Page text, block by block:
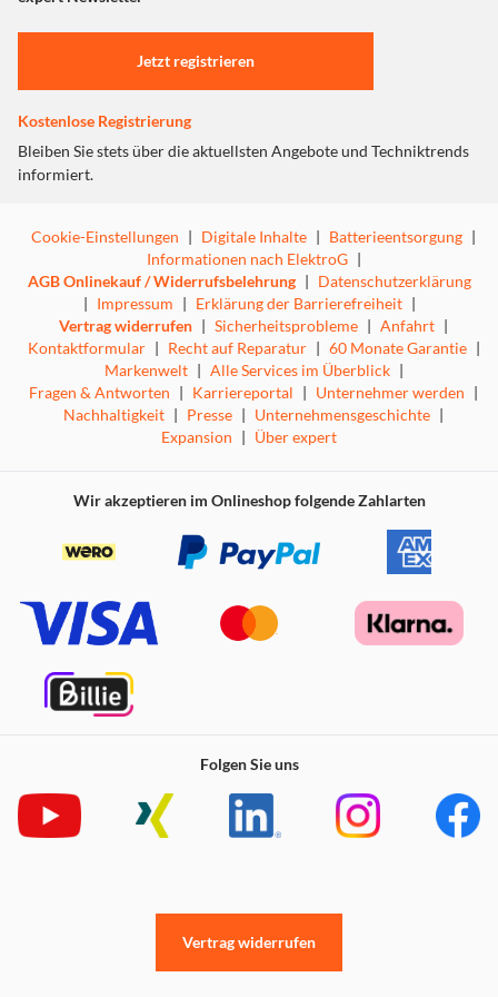
Einstellungen anpassen
Jetzt registrieren
Kostenlose Registrierung
Bleiben Sie stets über die aktuellsten Angebote und Techniktrends
informiert.
Cookie-Einstellungen | Digitale Inhalte | Batterieentsorgung |
Informationen nach ElektroG |
AGB Onlinekauf / Widerrufsbelehrung | Datenschutzerklärung
| Impressum | Erklärung der Barrierefreiheit |
Vertrag widerrufen | Sicherheitsprobleme | Anfahrt |
Kontaktformular | Recht auf Reparatur | 60 Monate Garantie |
Markenwelt | Alle Services im Überblick |
Fragen & Antworten | Karriereportal | Unternehmer werden |
Nachhaltigkeit | Presse | Unternehmensgeschichte |
Expansion | Über expert
Wir akzeptieren im Onlineshop folgende Zahlarten
Folgen Sie uns
Vertrag widerrufen